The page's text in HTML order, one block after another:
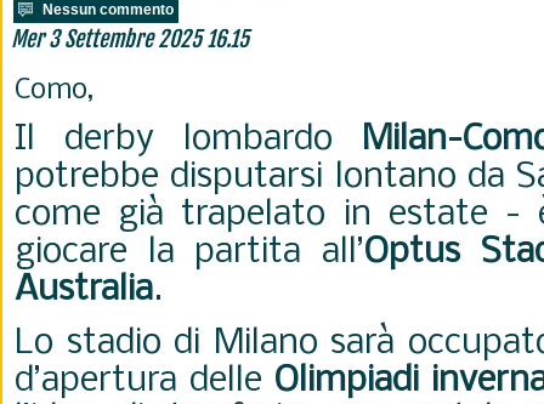
Nessun commento
Mer 3 Settembre 2025 16.15
Como,
Il derby lombardo Milan-
potrebbe disputarsi lontano da
come già trapelato in estate -
giocare la partita all’Optus
Australia.
Lo stadio di Milano sarà
d’apertura delle Olimpiadi